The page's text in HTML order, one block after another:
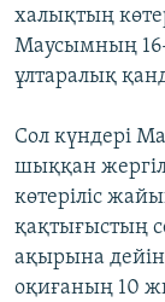
халықтың
Маусымның
ұлтаралық
Сол күндері
шыққан
көтеріліс
қақтығыстың
ақырына дейін
оқиғаның 10